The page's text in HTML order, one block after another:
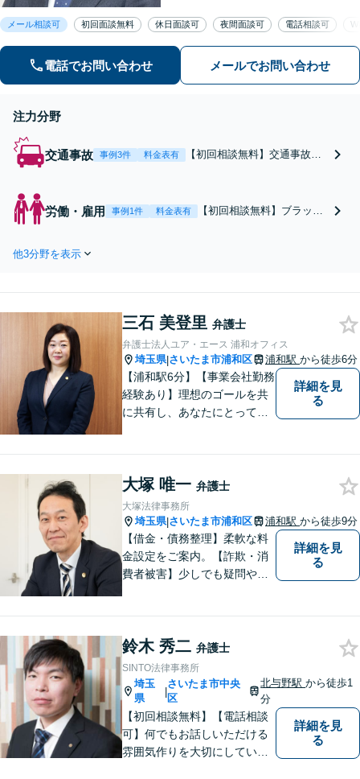
とを大切にしています。納得して次の
一歩を踏み出しましょう！【メール・
電話・WEB相談可】【夜間や休日相談
可】
メール相談可 初回面談無料 休日面談可 夜間面談可 電話相談可
電話でお問い合わせ メールでお問い合わせ
注力分野
交通事故 事例3件 料金表有
【初回相談無料】交通事故の
の早期相談が適正な賠償金へ
の第一歩です！保険会社との
労働・雇用 事例1件 料金表有
【初回相談無料】ブラック
位置情報からの労働時間立
調査もお任せください。
【電話・WEB相談可】【夜
間や休日相談可】
他3分野を表示
三石 美登里 弁護士
弁護士法人ユア・エース 浦和オフィス
埼玉県|さいたま市浦和区 浦和駅 から徒歩6分
【浦和駅6分】【事業会社勤務
経験あり】理想のゴールを共
に共有し、あなたにとって最
士。まずはお気軽にご相談く
ださい。【電話・メール相談
OK】
詳細を見
る
大塚 唯一 弁護士
大塚法律事務所
埼玉県|さいたま市浦和区 浦和駅 から徒歩9分
【借金・債務整理】柔軟な料
金設定をご案内。【詐欺・消
費者被害】少しでも疑問や不
【刑事事件】スピーディーな
接見を重視！少年事件は子ど
もたちの将来を見据えてサポ
ート。
詳細を見
る
鈴木 秀二 弁護士
SINTO法律事務所
埼玉
県
|
さいたま市中央
区
北与野駅から徒歩1
分
【初回相談無料】【電話相談
可】何でもお話しいただける
雰囲気作りを大切にしていま
詳細を見
る